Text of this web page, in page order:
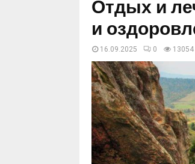
Отдых и
и
16.09.2025 0 13054